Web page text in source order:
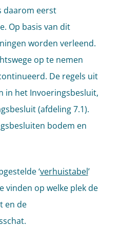
daarom eerst
Op basis van dit
worden verleend.
op te nemen
De regels uit
in het Invoeringsbesluit,
(afdeling 7.1).
bodem en
‘verhuistabel’
vinden op welke plek de
en de